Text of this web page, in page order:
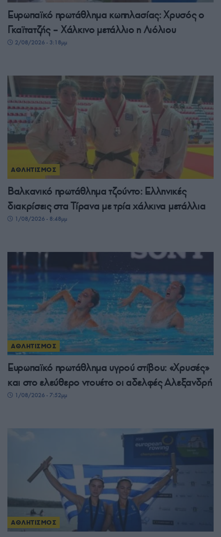
Ευρωπαϊκό πρωτάθλημα κωπηλασίας: Χρυσός ο
Γκαϊτατζής – Χάλκινο μετάλλιο η Λιόλιου
2/08/2026 - 3:18μμ
ΑΘΛΗΤΙΣΜΟΣ
Βαλκανικό πρωτάθλημα τζούντο: Ελληνικές
διακρίσεις στα Τίρανα με τρία χάλκινα μετάλλια
1/08/2026 - 8:48μμ
ΑΘΛΗΤΙΣΜΟΣ
Ευρωπαϊκό πρωτάθλημα υγρού στίβου: «Χρυσές»
και στο ελεύθερο ντουέτο οι αδελφές Αλεξανδρή
1/08/2026 - 7:52μμ
ΑΘΛΗΤΙΣΜΟΣ